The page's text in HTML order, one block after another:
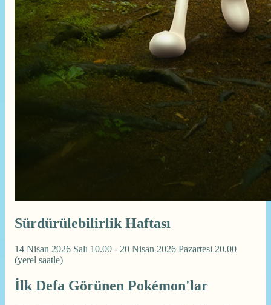
Sürdürülebilirlik Haftası
14 Nisan 2026 Salı 10.00 - 20 Nisan 2026 Pazartesi 20.00
(yerel saatle)
İlk Defa Görünen Pokémon'lar